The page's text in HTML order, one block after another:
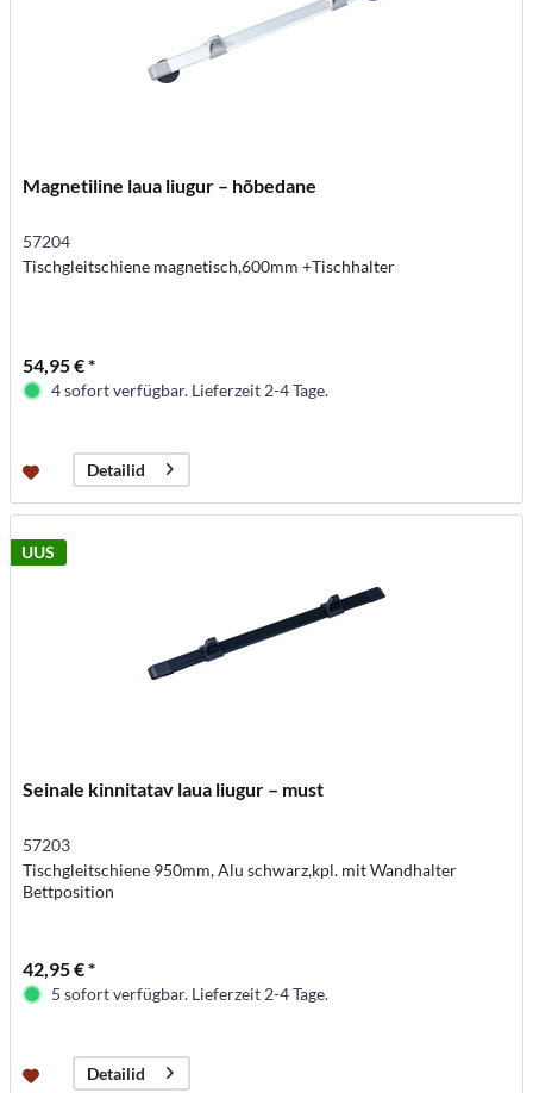
Magnetiline laua liugur – hõbedane
57204
Tischgleitschiene magnetisch,600mm +Tischhalter
54,95 € *
4 sofort verfügbar. Lieferzeit 2-4 Tage.
Detailid
UUS
Seinale kinnitatav laua liugur – must
57203
Tischgleitschiene 950mm, Alu schwarz,kpl. mit Wandhalter
Bettposition
42,95 € *
5 sofort verfügbar. Lieferzeit 2-4 Tage.
Detailid